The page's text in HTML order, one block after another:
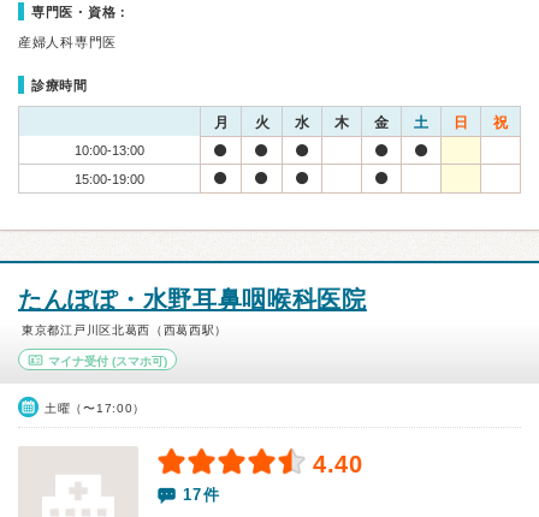
専門医・資格：
産婦人科専門医
診療時間
月 火 水 木 金 土 日 祝
10:00-13:00
15:00-19:00
たんぽぽ・水野耳鼻咽喉科医院
東京都江戸川区北葛西（西葛西駅）
マイナ受付 (スマホ可)
土曜（〜17:00）
4.40
17件